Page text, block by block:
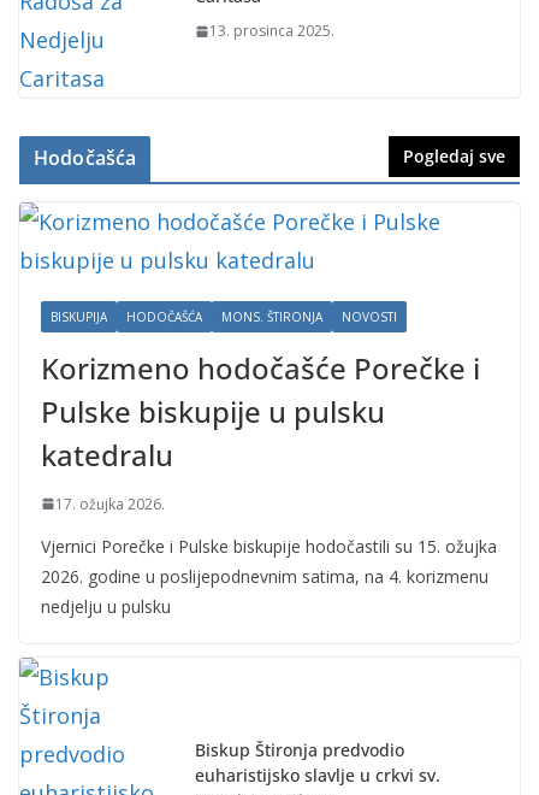
13. prosinca 2025.
Hodočašća Pogledaj sve
BISKUPIJA HODOČAŠĆA MONS. ŠTIRONJA NOVOSTI
Korizmeno hodočašće Porečke i
Pulske biskupije u pulsku
katedralu
17. ožujka 2026.
Vjernici Porečke i Pulske biskupije hodočastili su 15. ožujka
2026. godine u poslijepodnevnim satima, na 4. korizmenu
nedjelju u pulsku
Biskup Štironja predvodio
euharistijsko slavlje u crkvi sv.